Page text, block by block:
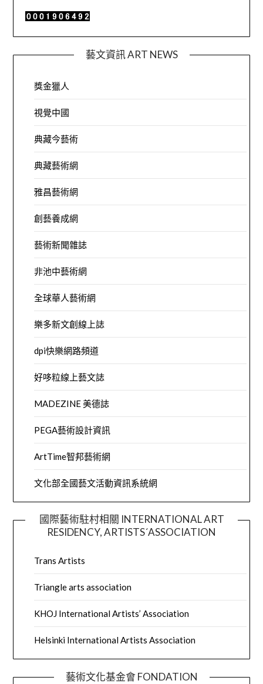
藝文資訊 ART NEWS
獎金獵人
視覺中國
典藏今藝術
典藏藝術網
雅昌藝術網
創藝養成網
藝術新聞雜誌
非池中藝術網
全球華人藝術網
樂多新文創線上誌
dpi快樂網路頻道
好哆粒線上藝文誌
MADEZINE 美德誌
PEGA藝術設計資訊
ArtTime智邦藝術網
文化部全國藝文活動資訊系統網
國際藝術駐村相關 INTERNATIONAL ART
RESIDENCY, ARTISTS´ASSOCIATION
Trans Artists
Triangle arts association
KHOJ International Artists’ Association
Helsinki International Artists Association
藝術文化基金會 FONDATION